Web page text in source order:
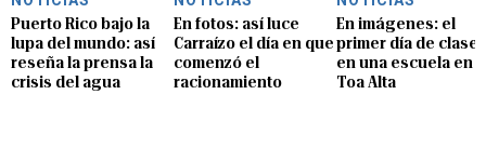
Puerto Rico bajo la
lupa del mundo: así
reseña la prensa la
crisis del agua
En fotos: así luce
Carraízo el día en que
comenzó el
racionamiento
En imágenes: el
primer día de clases
en una escuela en
Toa Alta